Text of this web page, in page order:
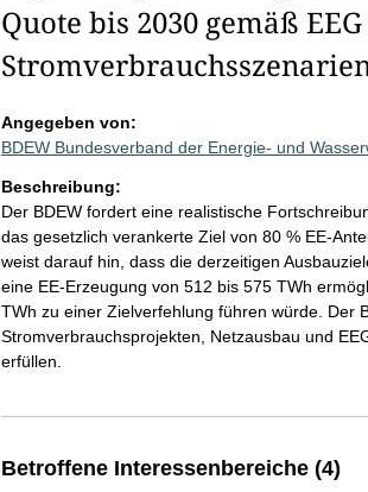
Quote bis 2030 gemäß
Angegeben von:
BDEW Bundesverband der Energie- und
Beschreibung:
Der BDEW fordert eine realistische
das gesetzlich verankerte Ziel von 80 % EE-
weist darauf hin, dass die derzeitigen
eine EE-Erzeugung von 512 bis 575 TWh
TWh zu einer Zielverfehlung führen würde. Der
Stromverbrauchsprojekten, Netzausbau und
erfüllen.
Betroffene Interessenbereiche (4)